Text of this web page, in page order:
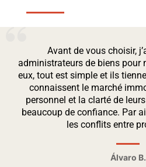
Avant de vous choisir,
administrateurs de biens pour
eux, tout est simple et ils
connaissent le marché
personnel et la clarté de
beaucoup de confiance. Par
les conflits entre
Álvaro B.